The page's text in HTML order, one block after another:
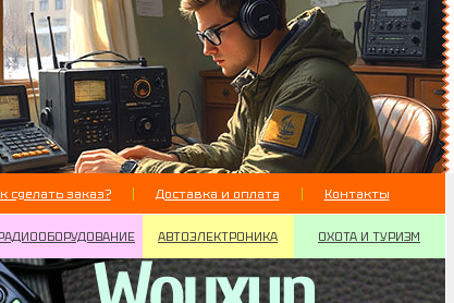
сделать заказ? Доставка и оплата Контакты
АВТОЭЛЕКТРОНИКА ОХОТА И ТУРИЗМ